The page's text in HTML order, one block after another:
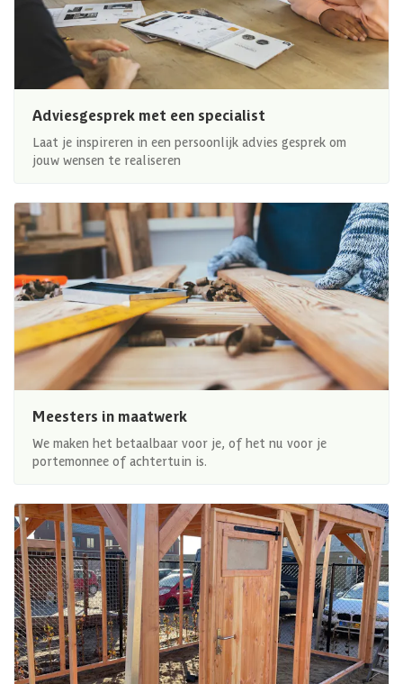
Adviesgesprek met een specialist
Laat je inspireren in een persoonlijk advies gesprek om
jouw wensen te realiseren
Meesters in maatwerk
We maken het betaalbaar voor je, of het nu voor je
portemonnee of achtertuin is.